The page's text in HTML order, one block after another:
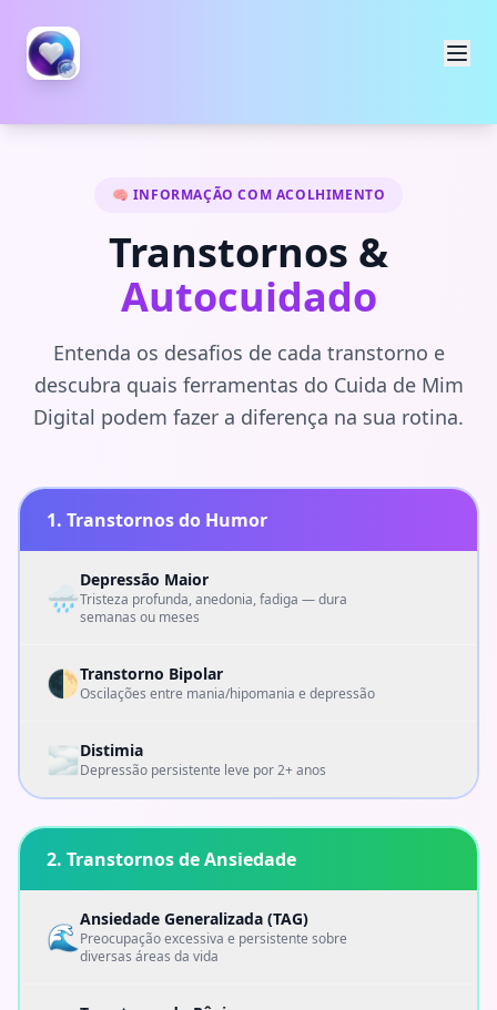
🧠 INFORMAÇÃO COM ACOLHIMENTO
Transtornos &
Autocuidado
Entenda os desafios de cada transtorno e
descubra quais ferramentas do Cuida de Mim
Digital podem fazer a diferença na sua rotina.
1. Transtornos do Humor
🌧️Depressão Maior
Tristeza profunda, anedonia, fadiga — dura
semanas ou meses
🌓Transtorno Bipolar
Oscilações entre mania/hipomania e depressão
🌫️Distimia
Depressão persistente leve por 2+ anos
2. Transtornos de Ansiedade
🌊 Ansiedade Generalizada (TAG)
Preocupação excessiva e persistente sobre
diversas áreas da vida